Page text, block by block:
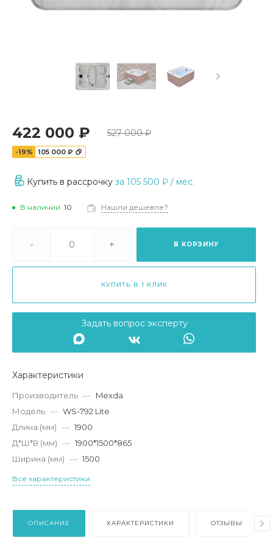
422 000 ₽ 527 000 ₽
-19% 105 000 ₽
Купить в рассрочку за 105 500 ₽ / мес.
В наличии 10 Нашли дешевле?
- + В КОРЗИНУ
КУПИТЬ В 1 КЛИК
Задать вопрос эксперту
Характеристики
Производитель — Mexda
Модель — WS-792 Lite
Длина (мм) — 1900
Д*Ш*В (мм) — 1900*1500*865
Ширина (мм) — 1500
Все характеристики
ОПИСАНИЕ ХАРАКТЕРИСТИКИ ОТЗЫВЫ